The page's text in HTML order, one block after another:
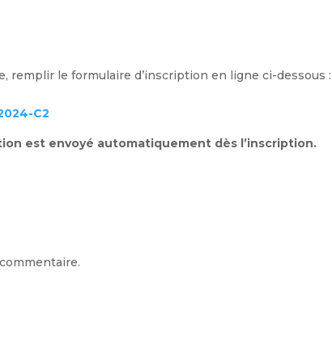
remplir le formulaire d’inscription en ligne ci-dessous :
C2
est envoyé automatiquement dès l’inscription.